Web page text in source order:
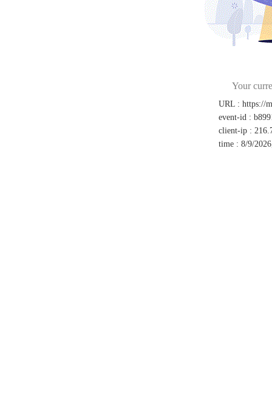
Your
URL : https://
event-id :
client-ip :
time : 8/9/